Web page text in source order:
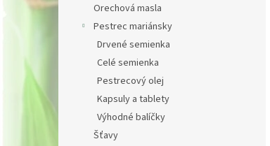
Orechová masla
Pestrec mariánsky
Drvené semienka
Celé semienka
Pestrecový olej
Kapsuly a tablety
Výhodné balíčky
Šťavy